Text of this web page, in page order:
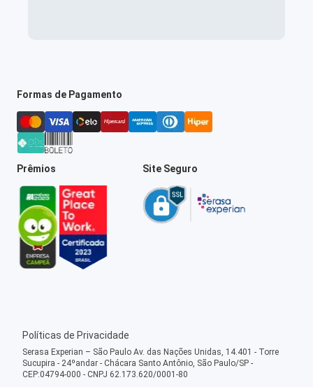
Formas de Pagamento
Prêmios Site Seguro
Políticas de Privacidade
Serasa Experian – São Paulo Av. das Nações Unidas, 14.401 - Torre
Sucupira - 24ºandar - Chácara Santo Antônio, São Paulo/SP -
CEP:04794-000 - CNPJ 62.173.620/0001-80